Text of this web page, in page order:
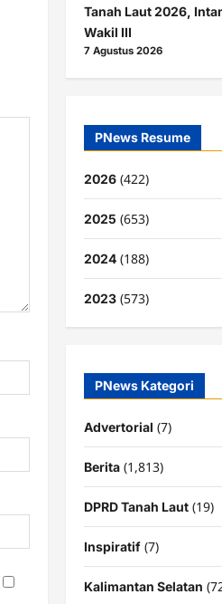
Tanah Laut 2026,
Wakil III
7 Agustus 2026
PNews Resume
2026(422)
2025 (653)
2024(188)
2023(573)
PNews Kategori
Advertorial (7)
Berita(1,813)
DPRD Tanah Laut(19)
Inspiratif(7)
Kalimantan Selatan